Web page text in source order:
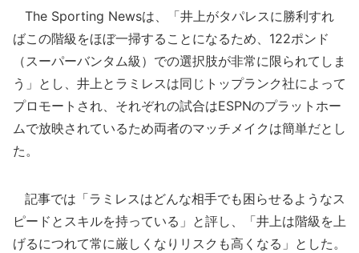
The Sporting Newsは、「井上がタパレスに勝利すれ
ばこの階級をほぼ一掃することになるため、122ポンド
（スーパーバンタム級）での選択肢が非常に限られてしま
う」とし、井上とラミレスは同じトップランク社によって
プロモートされ、それぞれの試合はESPNのプラットホー
ムで放映されているため両者のマッチメイクは簡単だとし
た。
記事では「ラミレスはどんな相手でも困らせるようなス
ピードとスキルを持っている」と評し、「井上は階級を上
げるにつれて常に厳しくなりリスクも高くなる」とした。